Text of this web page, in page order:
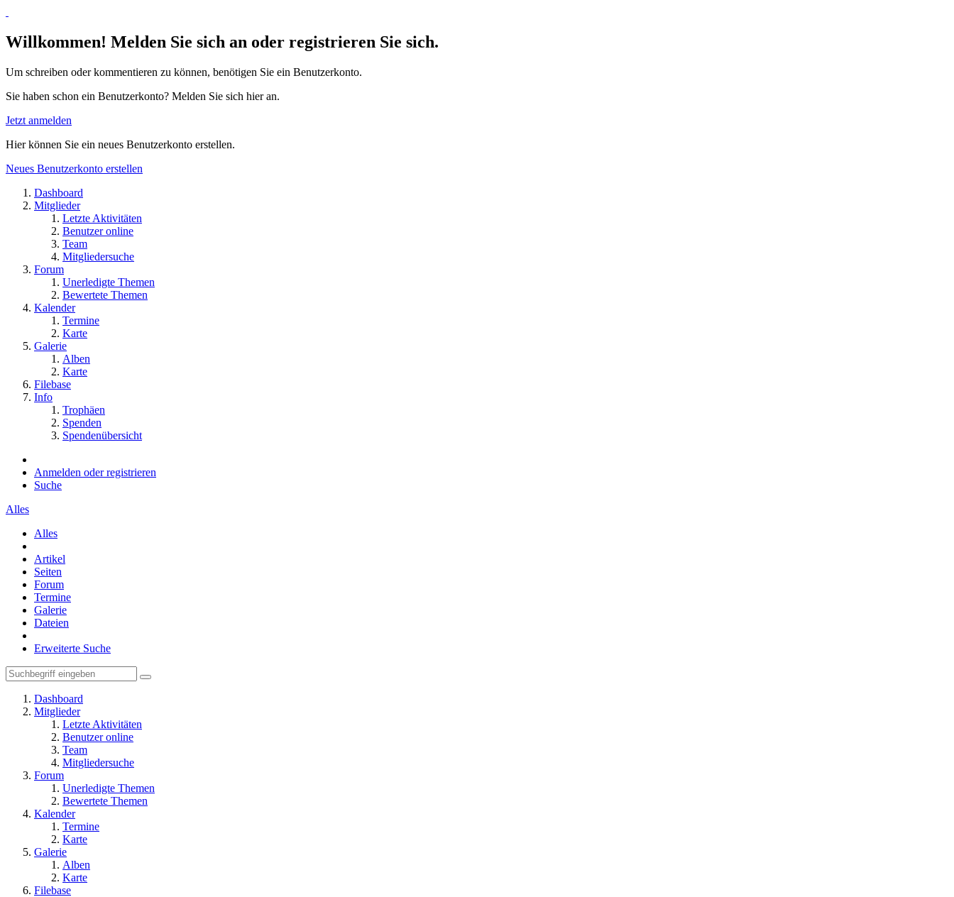
Willkommen! Melden Sie sich an oder registrieren Sie sich.
Um schreiben oder kommentieren zu können, benötigen Sie ein Benutzerkonto.
Sie haben schon ein Benutzerkonto? Melden Sie sich hier an.
Jetzt anmelden
Hier können Sie ein neues Benutzerkonto erstellen.
Neues Benutzerkonto erstellen
Dashboard
Mitglieder
Letzte Aktivitäten
Benutzer online
Team
Mitgliedersuche
Forum
Unerledigte Themen
Bewertete Themen
Kalender
Termine
Karte
Galerie
Alben
Karte
Filebase
Info
Trophäen
Spenden
Spendenübersicht
Anmelden oder registrieren
Suche
Alles
Alles
Artikel
Seiten
Forum
Termine
Galerie
Dateien
Erweiterte Suche
Dashboard
Mitglieder
Letzte Aktivitäten
Benutzer online
Team
Mitgliedersuche
Forum
Unerledigte Themen
Bewertete Themen
Kalender
Termine
Karte
Galerie
Alben
Karte
Filebase